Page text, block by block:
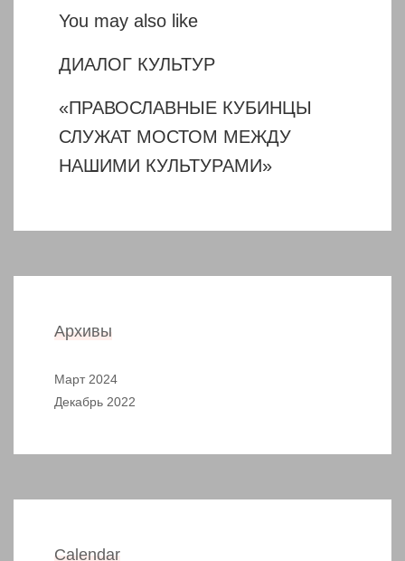
You may also like
ДИАЛОГ КУЛЬТУР
«ПРАВОСЛАВНЫЕ КУБИНЦЫ
СЛУЖАТ МОСТОМ МЕЖДУ
НАШИМИ КУЛЬТУРАМИ»
Архивы
Март 2024
Декабрь 2022
Calendar